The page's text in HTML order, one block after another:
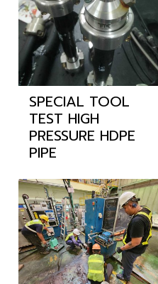
SPECIAL TOOL
TEST HIGH
PRESSURE HDPE
PIPE